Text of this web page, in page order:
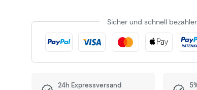
Sicher und schnell
24h Expressversand